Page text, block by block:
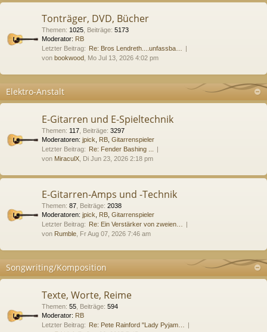
Tonträger, DVD, Bücher
Themen: 1025 Beiträge: 5173
Moderator: RB
Letzter Beitrag: Re: Bros Lendreth....unfassba…
von bookwood , Mo Jul 13, 2026 4:02 pm
Elektro-Anstalt
E-Gitarren und E-Spieltechnik
Themen: 117 Beiträge: 3297
Moderatoren: jpick RB Gitarrenspieler
Letzter Beitrag: Re: Fender Bashing ...
von MiraculX , Di Jun 23, 2026 2:18 pm
E-Gitarren-Amps und -Technik
Themen: 87 Beiträge: 2038
Moderatoren: jpick RB Gitarrenspieler
Letzter Beitrag: Re: Ein Verstärker von zweien…
von Rumble , Fr Aug 07, 2026 7:46 am
Songwriting/Komposition
Texte, Worte, Reime
Themen: 55 Beiträge: 594
Moderator: RB
Letzter Beitrag: Re: Pete Rainford "Lady Pyjam…